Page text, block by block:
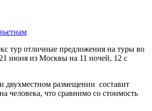
тур отличные предложения на туры во
июня из Москвы на 11 ночей, 12 с
двухместном размещении составит
человека, что сравнимо со стоимость